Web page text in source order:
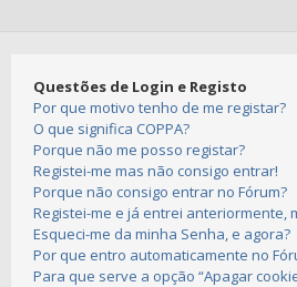
Questões de Login e Registo
Por que motivo tenho de me registar?
O que significa COPPA?
Porque não me posso registar?
Registei-me mas não consigo entrar!
Porque não consigo entrar no Fórum?
Registei-me e já entrei anteriormente,
Esqueci-me da minha Senha, e agora?
Por que entro automaticamente no
Para que serve a opção “Apagar